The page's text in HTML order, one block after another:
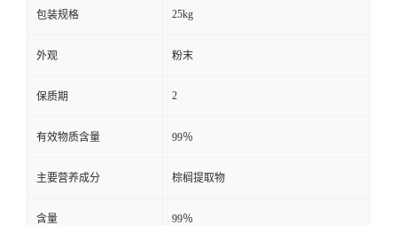
包装规格 25kg
外观 粉末
保质期 2
有效物质含量 99％
主要营养成分 棕榈提取物
含量 99％